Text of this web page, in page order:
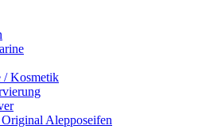
/ Kosmetik
Original Alepposeifen